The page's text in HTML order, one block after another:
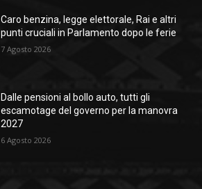
Caro benzina, legge elettorale, Rai e altri
punti cruciali in Parlamento dopo le ferie
7 Agosto 2026
Dalle pensioni al bollo auto, tutti gli
escamotage del governo per la manovra
2027
6 Agosto 2026